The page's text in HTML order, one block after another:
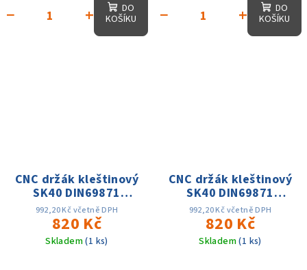
+
−
DO
KOŠÍKU
+
−
DO
KOŠÍKU
CNC držák kleštinový
SK40 DIN69871
ER32x100, D-50mm,
AD, 25 tis. otáček,
přes. 0.003
992,20 Kč včetně DPH
820 Kč
Skladem(1 ks)
CNC držák kleštinový
SK40 DIN69871
ER40x100, D-63mm,
AD, 25 tis. otáček,
přes. 0.003
992,20 Kč včetně DPH
820 Kč
Skladem(1 ks)